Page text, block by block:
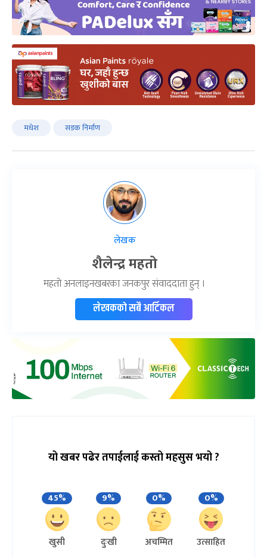
मधेश सडक निर्माण
लेखक
शैलेन्द्र महतो
महतो अनलाइनखबरका जनकपुर संवाददाता हुन् ।
लेखकको सबै आर्टिकल
यो खबर पढेर तपाईलाई कस्तो महसुस भयो ?
45%
खुसी
9%
दुःखी
0%
अचम्मित
0%
उत्साहित